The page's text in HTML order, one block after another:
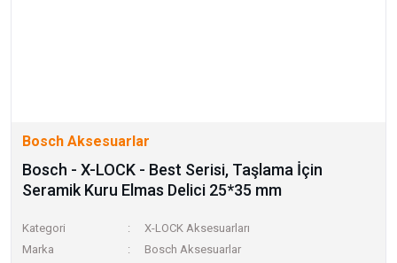
Bosch Aksesuarlar
Bosch - X-LOCK - Best Serisi, Taşlama İçin
Seramik Kuru Elmas Delici 25*35 mm
Kategori
X-LOCK Aksesuarları
Marka
Bosch Aksesuarlar